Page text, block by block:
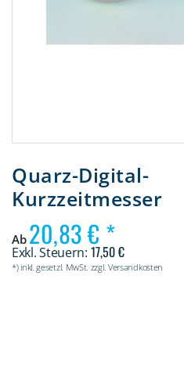
Anfang
der
Bildergalerie
springen
Quarz-Digital-
Kurzzeitmesser
Ab 20,83 €
17,50 €
*) inkl. gesetzl. MwSt. zzgl. Versandkosten